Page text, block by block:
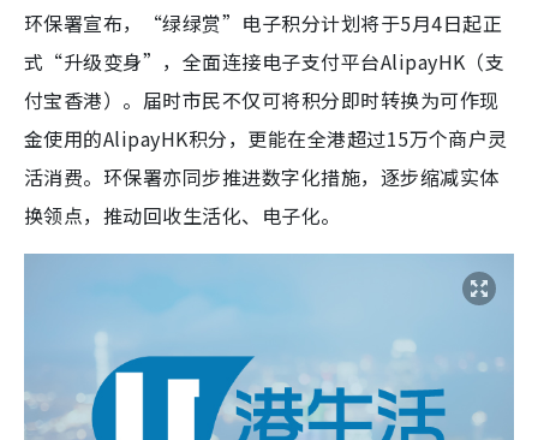
环保署宣布，“绿绿赏”电子积分计划将于5月4日起正
式“升级变身”，全面连接电子支付平台AlipayHK（支
付宝香港）。届时市民不仅可将积分即时转换为可作现
金使用的AlipayHK积分，更能在全港超过15万个商户灵
活消费。环保署亦同步推进数字化措施，逐步缩减实体
换领点，推动回收生活化、电子化。